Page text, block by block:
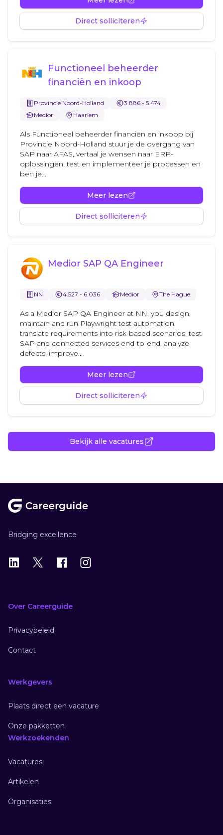
Direct solliciteren
Functioneel beheerder
financiën en inkoop
Provincie Noord-Holland
3.886 - 5.474
Medior
Haarlem
Als Functioneel beheerder financiën en inkoop bij
Provincie Noord-Holland stuur je de overgang van
SAP naar AFAS, vertaal je wensen naar ERP-
oplossingen, test en implementeer je processen en
ben je...
Meer lezen
Direct solliciteren
Medior SAP QA Engineer
NN 4.527 - 6.036 Medior The Hague
As a Medior SAP QA Engineer at NN, you design,
maintain and run Playwright test automation,
translate requirements into risk-based scenarios, test
SAP and connected services end-to-end, analyze
defects, improve...
Meer lezen
Direct solliciteren
Bekijk alle vacatures
Bridging excellence
LinkedIn
X Instagram
Over Careerguide
Privacybeleid
Contact
Werkgevers
Plaats direct een vacature
Onze pakketten
Werkzoekenden
Vacatures
Artikelen
Organisaties